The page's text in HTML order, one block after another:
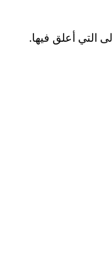
التي أعلق فيها.